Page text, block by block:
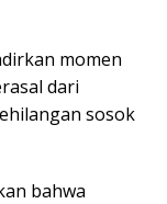
momen
dari
sosok
bahwa